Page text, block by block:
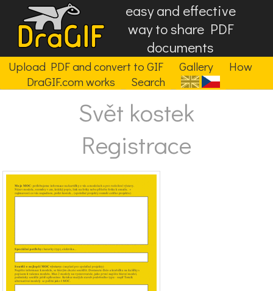
easy and effective
way to share PDF
documents
Upload PDF and convert to GIF Gallery
How
DraGIF.com works
Search
Svět kostek
Registrace